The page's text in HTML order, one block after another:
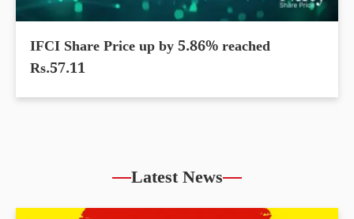
IFCI Share Price up by 5.86% reached
Rs.57.11
Latest News